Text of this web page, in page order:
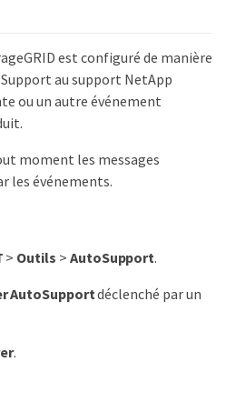
est configuré de manière
au support NetApp
ou un autre événement
moment les messages
les événements.
> Outils > AutoSupport.
AutoSupportdéclenché par un
.